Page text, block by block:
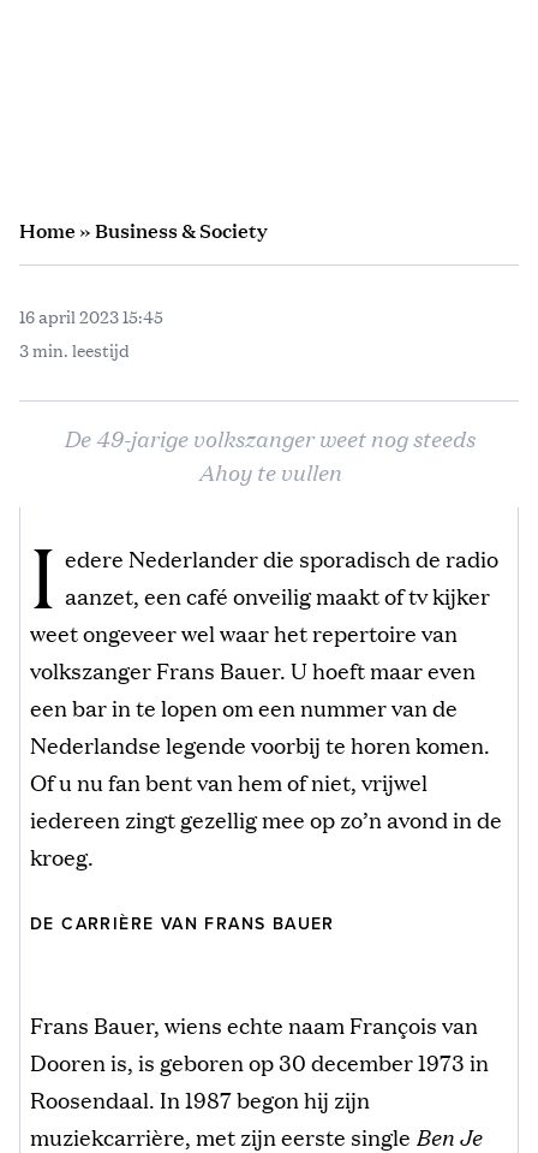
Home»Business & Society
16 april 2023 15:45
3 min. leestijd
De 49-jarige volkszanger weet nog steeds
Ahoy te vullen
I edere Nederlander die sporadisch de radio
aanzet, een café onveilig maakt of tv kijker
weet ongeveer wel waar het repertoire van
volkszanger Frans Bauer. U hoeft maar even
een bar in te lopen om een nummer van de
Nederlandse legende voorbij te horen komen.
Of u nu fan bent van hem of niet, vrijwel
iedereen zingt gezellig mee op zo’n avond in de
kroeg.
DE CARRIÈRE VAN FRANS BAUER
Frans Bauer, wiens echte naam François van
Dooren is, is geboren op 30 december 1973 in
Roosendaal. In 1987 begon hij zijn
muziekcarrière, met zijn eerste single Ben Je